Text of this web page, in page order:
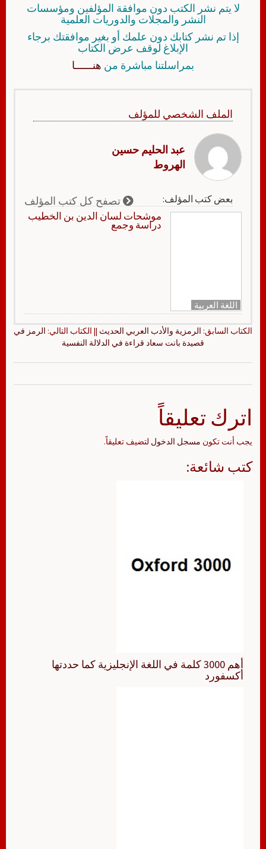
لا يتم نشر الكتب دون موافقة المؤلفين ومؤسسات
النشر والمجلات والدوريات العلمية
إذا تم نشر كتابك دون علمك أو بغير موافقتك برجاء
الإبلاغ لوقف عرض الكتاب
بمراسلتنا مباشرة من هنــــــا
الملف الشخصي للمؤلف
عبد الحليم حسين
الهروط
بعض كتب المؤلف: تصفح كل كتب المؤلف
اللغة العربية
موشحات لسان الدين بن الخطيب
دراسة وجمع
الكتاب السابق: الرمزية والأدب العربي الحديث || الكتاب التالي: الرمز في
قصيدة بانت سعاد قراءة في الدلالة النفسية
اترك تعليقاً
يجب أنت تكون مسجل الدخول لتضيف تعليقاً.
كتب شائعة:
أهم 3000 كلمة في اللغة الإنجليزية كما حددتها
أكسفورد